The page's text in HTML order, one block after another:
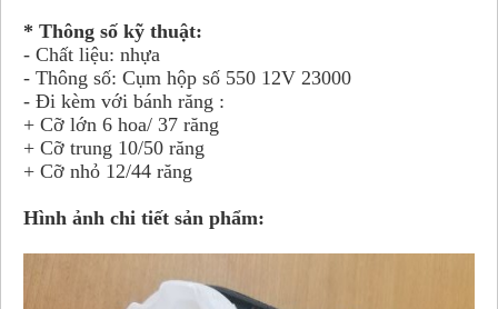
* Thông số kỹ thuật:
- Chất liệu: nhựa
- Thông số: Cụm hộp số 550 12V 23000
- Đi kèm với bánh răng :
+ Cỡ lớn 6 hoa/ 37 răng
+ Cỡ trung 10/50 răng
+ Cỡ nhỏ 12/44 răng
Hình ảnh chi tiết sản phẩm: